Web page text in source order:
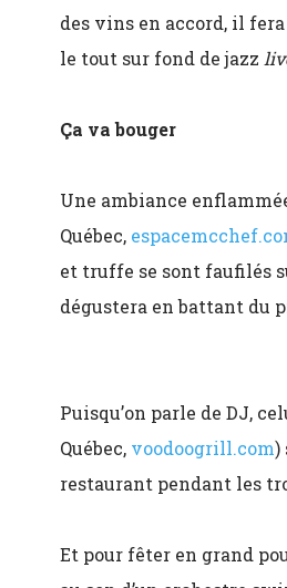
des vins en accord, il
le tout sur fond de jazz
Ça va bouger
Une ambiance
Québec,
et truffe se sont faufilés
dégustera en battant du
Puisqu’on parle de DJ,
Québec, voodoogrill.com)
restaurant pendant les
Et pour fêter en grand